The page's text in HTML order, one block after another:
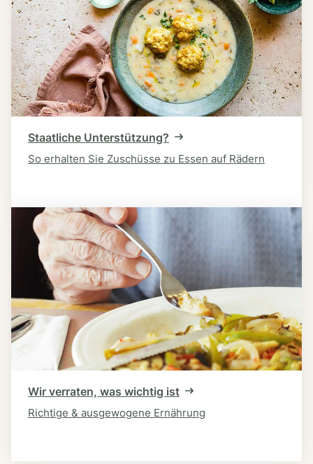
Staatliche Unterstützung?
So erhalten Sie Zuschüsse zu Essen auf Rädern
Wir verraten, was wichtig ist
Richtige & ausgewogene Ernährung